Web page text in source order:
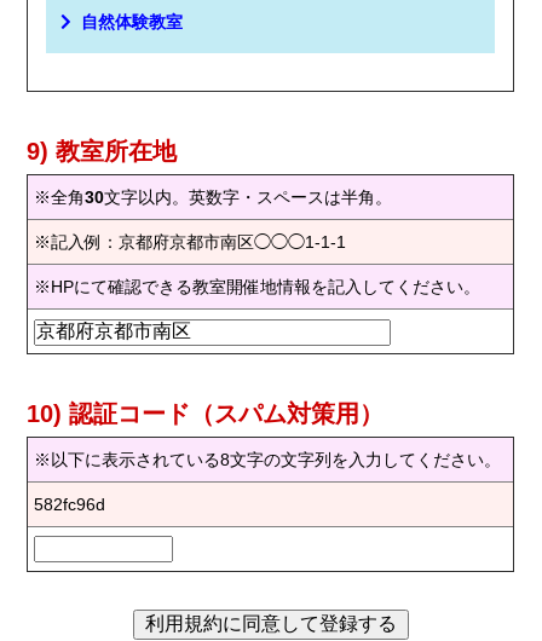
自然体験教室
9) 教室所在地
※全角30文字以内。英数字・スペースは半角。
※記入例：京都府京都市南区◯◯◯1-1-1
※HPにて確認できる教室開催地情報を記入してください。
10) 認証コード（スパム対策用）
※以下に表示されている8文字の文字列を入力してください。
582fc96d